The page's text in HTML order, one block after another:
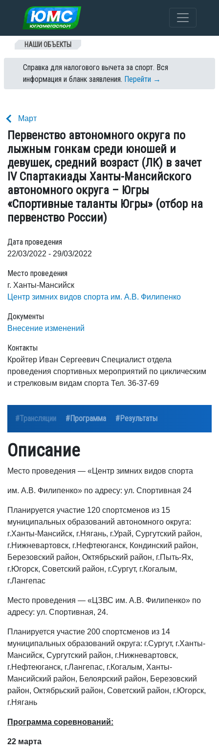
Перейти к содержанию
НАШИ ОБЪЕКТЫ
Справка для налогового вычета за спорт. Вся
информация и бланк заявления. Перейти →
Март
Первенство автономного округа по
лыжным гонкам среди юношей и
девушек, средний возраст (ЛК) в зачет
IV Спартакиады Ханты-Мансийского
автономного округа – Югры
«Спортивные таланты Югры» (отбор на
первенство России)
Дата проведения
22/03/2022 - 29/03/2022
Место проведения
г. Ханты-Мансийск
Центр зимних видов спорта им. А.В. Филипенко
Документы
Внесение изменений
Контакты
Кройтер Иван Сергеевич Специалист отдела
проведения спортивных мероприятий по циклическим
и стрелковым видам спорта Тел. 36-37-69
#Трансляции #Программа #Результаты
Описание
Место проведения — «Центр зимних видов спорта
им. А.В. Филипенко» по адресу: ул. Спортивная 24
Планируется участие 120 спортсменов из 15
муниципальных образований автономного округа:
г.Ханты-Мансийск, г.Нягань, г.Урай, Сургутский район,
г.Нижневартовск, г.Нефтеюганск, Кондинский район,
Березовский район, Октябрьский район, г.Пыть-Ях,
г.Югорск, Советский район, г.Сургут, г.Когалым,
г.Лангепас
Место проведения — «ЦЗВС им. А.В. Филипенко» по
адресу: ул. Спортивная, 24.
Планируется участие 200 спортсменов из 14
муниципальных образований округа: г.Сургут, г.Ханты-
Мансийск, Сургутский район, г.Нижневартовск,
г.Нефтеюганск, г.Лангепас, г.Когалым, Ханты-
Мансийский район, Белоярский район, Березовский
район, Октябрьский район, Советский район, г.Югорск,
г.Нягань
Программа соревнований:
22 марта